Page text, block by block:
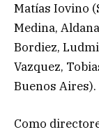
Matías Iovino
Medina,
Bordiez,
Vazquez,
Buenos Aires).
Como